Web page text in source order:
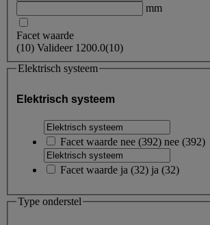
mm
Facet waarde
(10) Valideer 1200.0(10)
Elektrisch systeem
Elektrisch systeem
Facet waarde nee (392) nee (392)
Facet waarde ja (32) ja (32)
Type onderstel